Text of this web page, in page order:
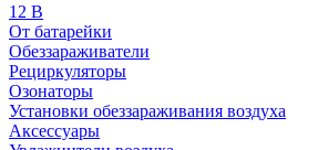
12 В
От батарейки
Обеззараживатели
Рециркуляторы
Озонаторы
Установки обеззараживания воздуха
Аксессуары